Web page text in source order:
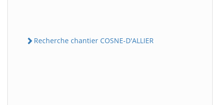
Recherche chantier COSNE-D'ALLIER